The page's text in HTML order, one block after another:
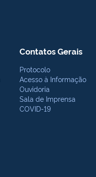
Contatos Gerais
Protocolo
Acesso à Informação
Ouvidoria
Sala de Imprensa
COVID-19